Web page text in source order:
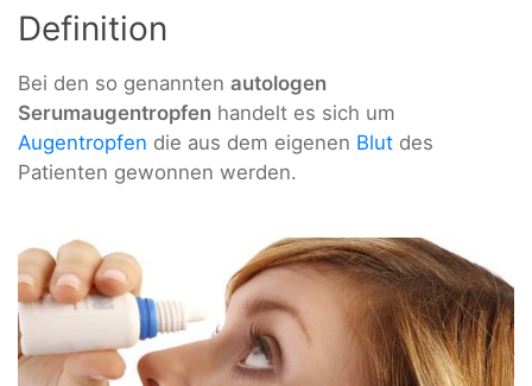
Definition
Bei den so genannten autologen
Serumaugentropfen handelt es sich um
Augentropfen die aus dem eigenen Blut des
Patienten gewonnen werden.